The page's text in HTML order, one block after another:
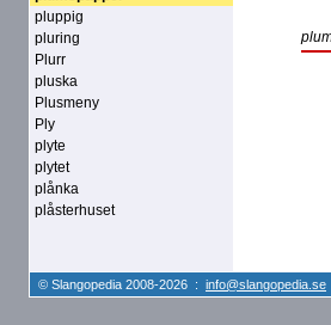
pluppig
pluring
Plurr
pluska
Plusmeny
Ply
plyte
plytet
plånka
plåsterhuset
© Slangopedia 2008-2026 : info@slangopedia.se